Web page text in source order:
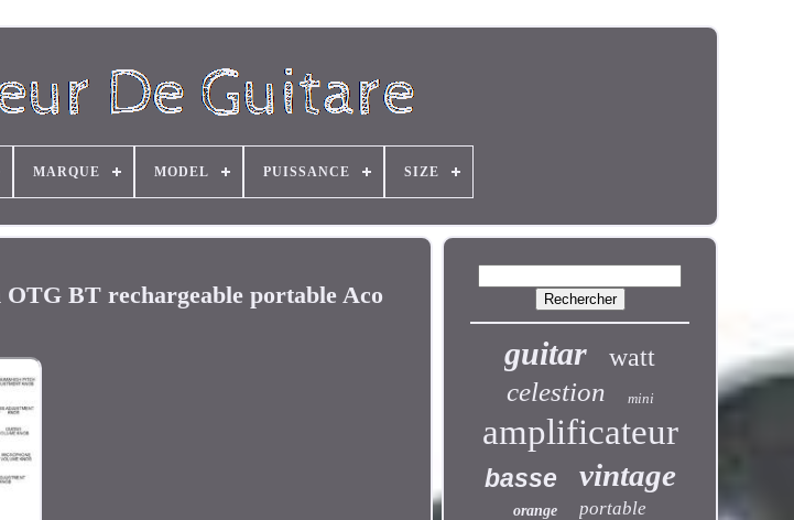
MARQUE MODEL PUISSANCE SIZE
BT rechargeable portable Aco
guitar watt
celestion mini
amplificateur
basse vintage
orange portable